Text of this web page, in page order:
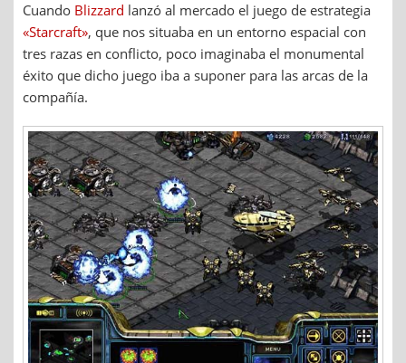
Cuando Blizzard lanzó al mercado el juego de estrategia
«Starcraft», que nos situaba en un entorno espacial con
tres razas en conflicto, poco imaginaba el monumental
éxito que dicho juego iba a suponer para las arcas de la
compañía.